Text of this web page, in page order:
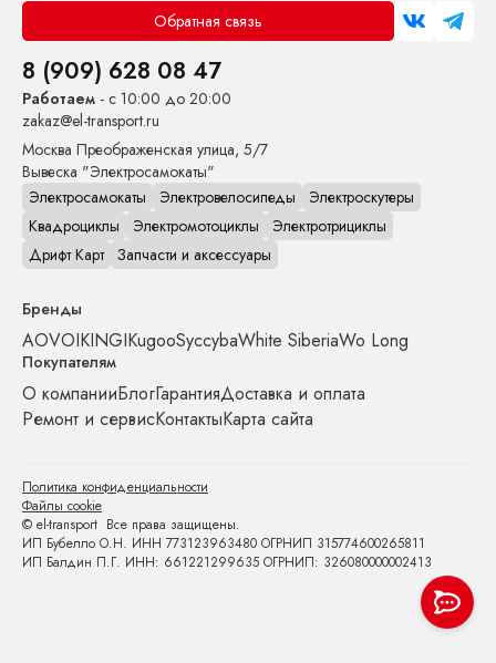
Обратная связь
8 (909) 628 08 47
Работаем - с 10:00 до 20:00
zakaz@el-transport.ru
Москва Преображенская улица, 5/7
Вывеска "Электросамокаты"
Электросамокаты
Электровелосипеды
Электроскутеры
Квадроциклы
Электромотоциклы
Электротрициклы
Дрифт Карт Запчасти и аксессуары
Бренды
AOVOIKINGIKugooSyccybaWhite SiberiaWo Long
Покупателям
О компанииБлогГарантияДоставка и оплата
Ремонт и сервисКонтактыКарта сайта
© el-transport Все права защищены.
ИП Бубелло О.Н. ИНН 773123963480 ОГРНИП 315774600265811
ИП Балдин П.Г. ИНН: 661221299635 ОГРНИП: 326080000002413
Политика конфиденциальности
Файлы cookie